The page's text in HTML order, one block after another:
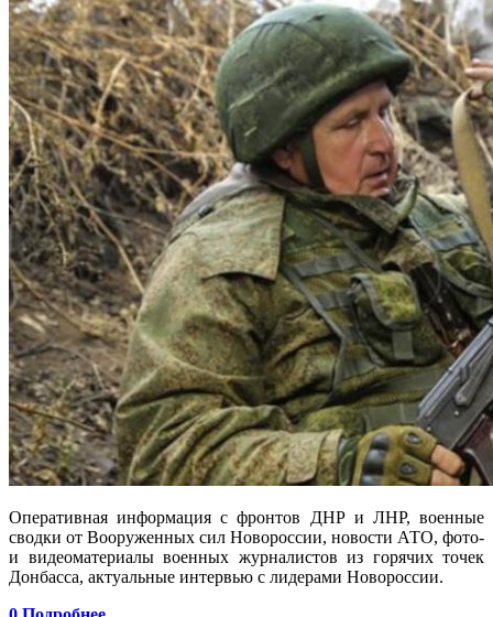
Оперативная информация с фронтов ДНР и ЛНР, военные
сводки от Вооруженных сил Новороссии, новости АТО, фото-
и видеоматериалы военных журналистов из горячих точек
Донбасса, актуальные интервью с лидерами Новороссии.